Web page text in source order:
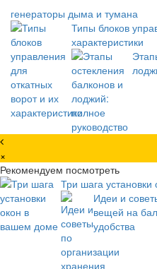
генераторы дыма и тумана
Типы блоков
характеристики
×
Рекомендуем посмотреть
Три шага
Идеи и
вещей на
удобства